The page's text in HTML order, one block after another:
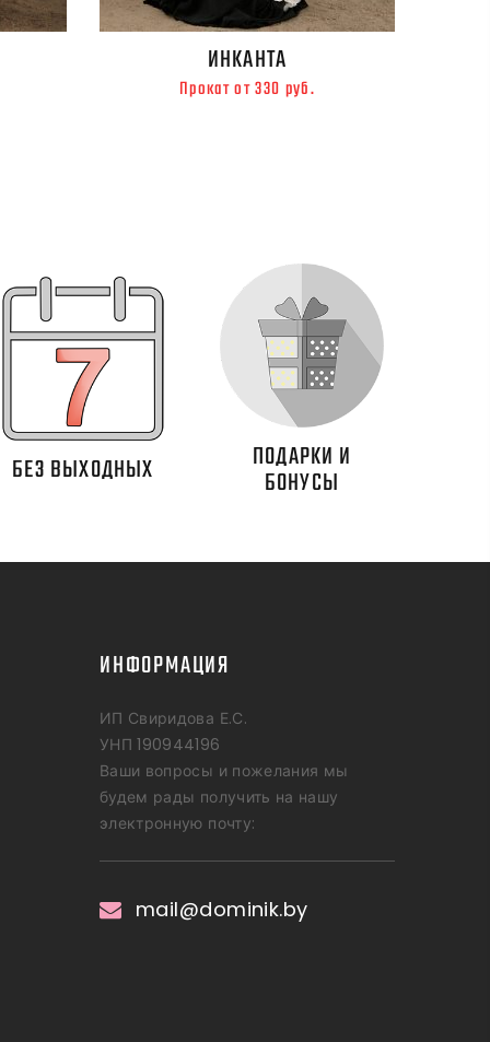
ИНКАНТА
Прокат от 330 руб.
БЕЗ ВЫХОДНЫХ
ПОДАРКИ И
БОНУСЫ
ИНФОРМАЦИЯ
ИП Свиридова Е.С.
УНП 190944196
Ваши вопросы и пожелания мы
будем рады получить на нашу
электронную почту:
mail@dominik.by